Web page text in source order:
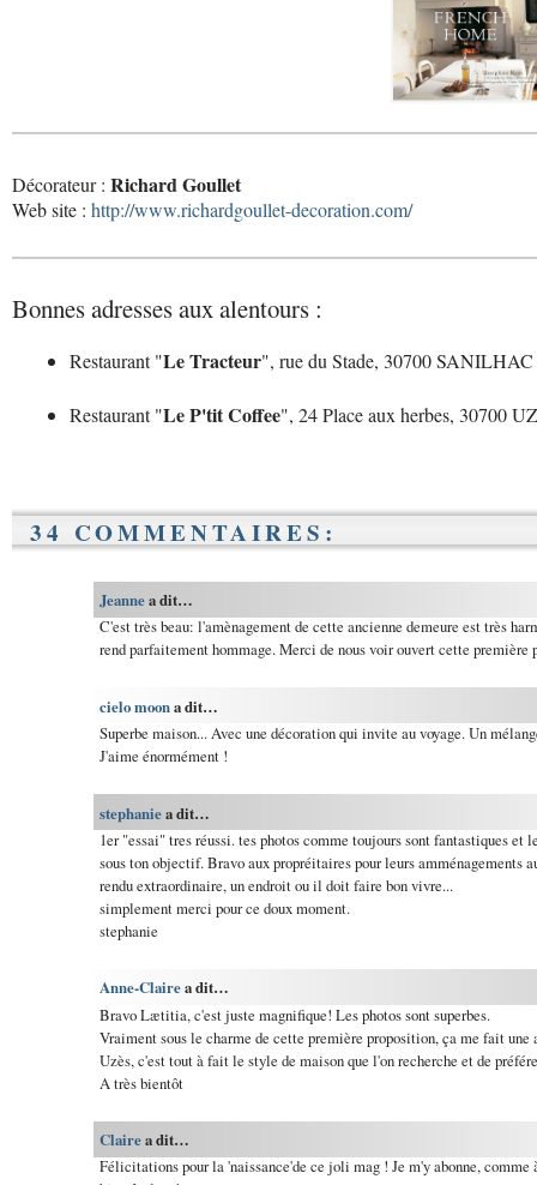
Décorateur : Richard Goullet
Web site : http://www.richardgoullet-decoration.com/
Bonnes adresses aux alentours :
Restaurant "Le Tracteur", rue du Stade, 30700
Restaurant "Le P'tit Coffee", 24 Place aux herbes, 30700
34 COMMENTAIRES:
Jeannea dit…
C'est très beau: l'amènagement de cette ancienne demeure est très
rend parfaitement hommage. Merci de nous voir ouvert cette première
cielo moona dit…
Superbe maison... Avec une décoration qui invite au voyage. Un
J'aime énormément !
stephaniea dit…
1er "essai" tres réussi. tes photos comme toujours sont fantastiques et
sous ton objectif. Bravo aux propréitaires pour leurs amménagements
rendu extraordinaire, un endroit ou il doit faire bon vivre...
simplement merci pour ce doux moment.
stephanie
Anne-Clairea dit…
Bravo Lætitia, c'est juste magnifique! Les photos sont superbes.
Vraiment sous le charme de cette première proposition, ça me fait une
Uzès, c'est tout à fait le style de maison que l'on recherche et de
A très bientôt
Clairea dit…
Félicitations pour la 'naissance'de ce joli mag ! Je m'y abonne, comme